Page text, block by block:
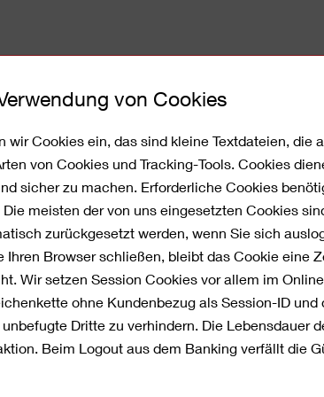
von Cookies
wir Cookies ein, das sind kleine Textdateien, die
von Cookies und Tracking-Tools. Cookies
sicher zu machen. Erforderliche Cookies
meisten der von uns eingesetzten Cookies
zurückgesetzt werden, wenn Sie sich
Ihren Browser schließen, bleibt das Cookie eine
Wir setzen Session Cookies vor allem im
ohne Kundenbezug als Session-ID und
Dritte zu verhindern. Die Lebensdauer
Beim Logout aus dem Banking verfällt die
bei